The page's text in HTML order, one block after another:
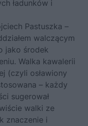
ładunków i
Pastuszka –
walczącym
jako środek
Walka kawalerii
(czyli osławiony
– każdy
sugerował
walki ze
znaczenie i